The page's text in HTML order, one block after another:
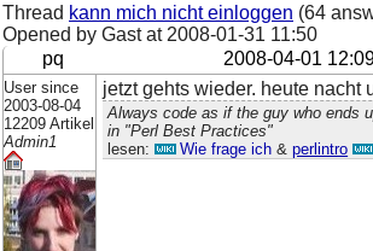
Thread kann mich nicht einloggen (64
Opened by Gast at 2008-01-31 11:50
pq
2008-04-01
User since
2003-08-04
12209 Artikel
Admin1
jetzt gehts wieder. heute nacht
Always code as if the guy who ends
in "Perl Best Practices"
lesen:
Wie frage ich &perlintro